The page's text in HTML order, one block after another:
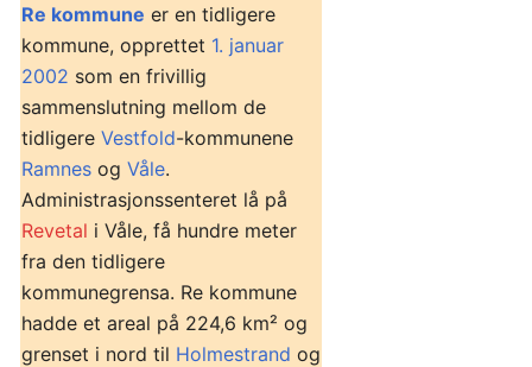
Re kommune er en tidligere
kommune, opprettet 1. januar
2002 som en frivillig
sammenslutning mellom de
tidligere Vestfold-kommunene
Ramnes og Våle.
Administrasjonssenteret lå på
Revetal i Våle, få hundre meter
fra den tidligere
kommunegrensa. Re kommune
hadde et areal på 224,6 km² og
grenset i nord til Holmestrand og